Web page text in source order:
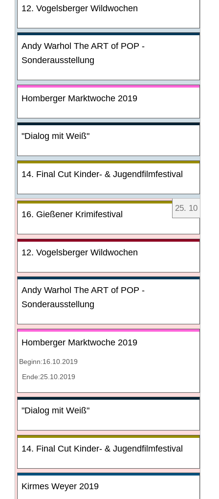
12. Vogelsberger Wildwochen
Andy Warhol The ART of POP -
Sonderausstellung
Homberger Marktwoche 2019
"Dialog mit Weiß"
14. Final Cut Kinder- & Jugendfilmfestival
25. 10
16. Gießener Krimifestival
12. Vogelsberger Wildwochen
Andy Warhol The ART of POP -
Sonderausstellung
Homberger Marktwoche 2019
Beginn:16.10.2019
Ende:25.10.2019
"Dialog mit Weiß"
14. Final Cut Kinder- & Jugendfilmfestival
Kirmes Weyer 2019